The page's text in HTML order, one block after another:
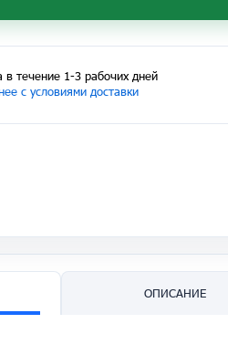
в течение 1-3 рабочих дней
с условиями доставки
ОПИСАНИЕ